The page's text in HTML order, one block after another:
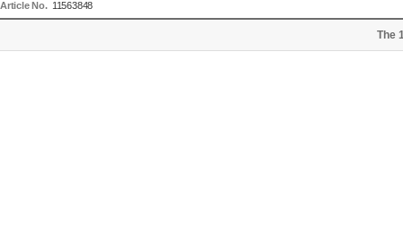
Article No. 11563848
The